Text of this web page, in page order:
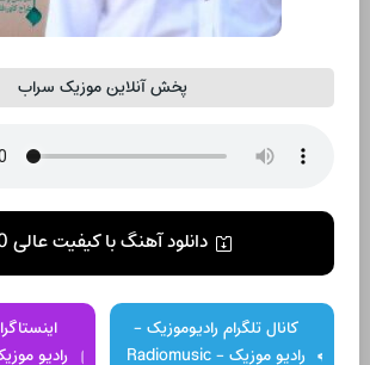
پخش آنلاین موزیک سراب
دانلود آهنگ با کیفیت عالی 320
کانال تلگرام رادیوموزیک -
رادیو موزیک - Radiomusic